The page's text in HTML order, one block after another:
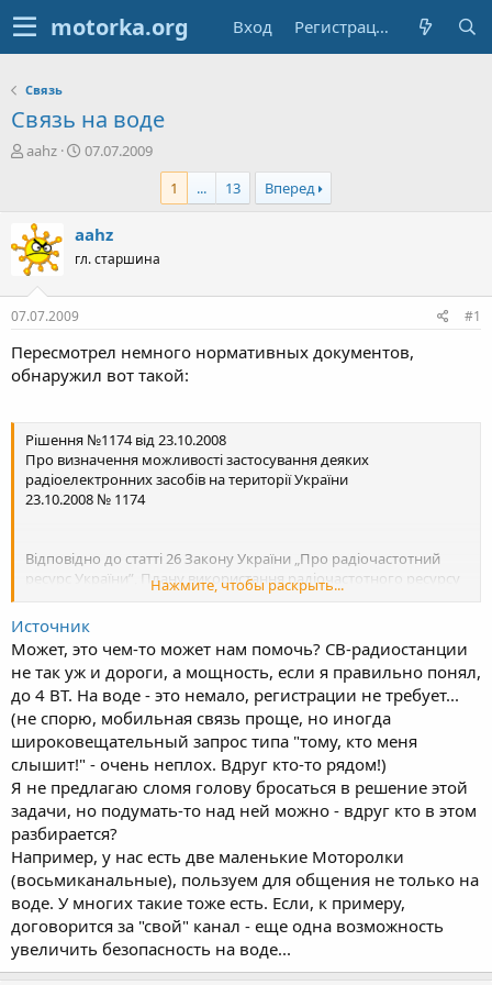
Вход Регистрация
Связь
Связь на воде
А
р
т
е
ы
aahz
Д
н
ч
07.07.2009
1
... 13 Вперед
aahz
гл. старшина
07.07.2009 #1
Пересмотрел немного нормативных документов,
обнаружил вот такой:
Рішення №1174 від 23.10.2008
Про визначення можливості застосування деяких
радіоелектронних засобів на території України
23.10.2008 № 1174
Відповідно до статті 26 Закону України „Про радіочастотний
ресурс України”, Плану використання радіочастотного ресурсу
України, затвердженого постановою Кабінету Міністрів України
ринок України деяких радіоелектронних засобів (далі – РЕЗ)
масового виробництва, які включені до Переліку
радіоелектронних засобів та випромінювальних пристроїв, для
експлуатації яких не потрібні дозволи на експлуатацію,
затвердженого рішенням НКРЗ від 06.09.2007 № 914 та
зареєстрованого Міністерством юстиції України 20.11.2007 за №
1297/14564, Національна комісія з питань регулювання зв’язку
України
ВИРІШИЛА:
1. Визначити можливість застосування в Україні наступних типів
РЕЗ без установлення додаткових вимог до конкретної моделі
РЕЗ з ознаками, наведеними в додатках:
1) Абонентського обладнання системи стільникового
радіозв’язку E-GSM/GSM-900/GSM-1800, згідно з додатком 1;
2) Абонентського обладнання системи стільникового
радіозв’язку IMT-2000 (UMTS/WCDMA), згідно з додатком 2;
Нажмите, чтобы раскрыть...
Источник
Может, это чем-то может нам помочь? СВ-радиостанции
не так уж и дороги, а мощность, если я правильно понял,
до 4 ВТ. На воде - это немало, регистрации не требует...
(не спорю, мобильная связь проще, но иногда
широковещательный запрос типа "тому, кто меня
слышит!" - очень неплох. Вдруг кто-то рядом!)
Я не предлагаю сломя голову бросаться в решение этой
задачи, но подумать-то над ней можно - вдруг кто в этом
разбирается?
Например, у нас есть две маленькие Моторолки
(восьмиканальные), пользуем для общения не только на
воде. У многих такие тоже есть. Если, к примеру,
договорится за "свой" канал - еще одна возможность
увеличить безопасность на воде...